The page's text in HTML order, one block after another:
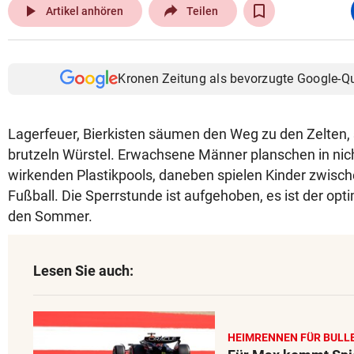
play_arrow Artikel anhören Teilen
Kronen Zeitung als bevorzugte Google-
Lagerfeuer, Bierkisten säumen den Weg zu den Zelten,
brutzeln Würstel. Erwachsene Männer planschen in
wirkenden Plastikpools, daneben spielen Kinder
Fußball. Die Sperrstunde ist aufgehoben, es ist der
den Sommer.
Lesen Sie auch:
HEIMRENNEN FÜR